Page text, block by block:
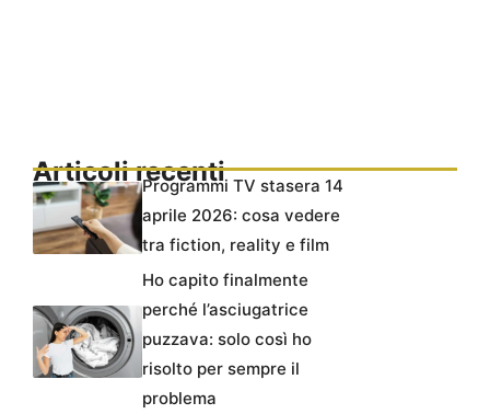
Articoli recentiProgrammi TV stasera 14
aprile 2026: cosa vedere
tra fiction, reality e film
Ho capito finalmente
perché l’asciugatrice
puzzava: solo così ho
risolto per sempre il
problema